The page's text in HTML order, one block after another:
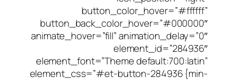
animate_hover=”fill”
element_font=”Theme
element_css=”#et-